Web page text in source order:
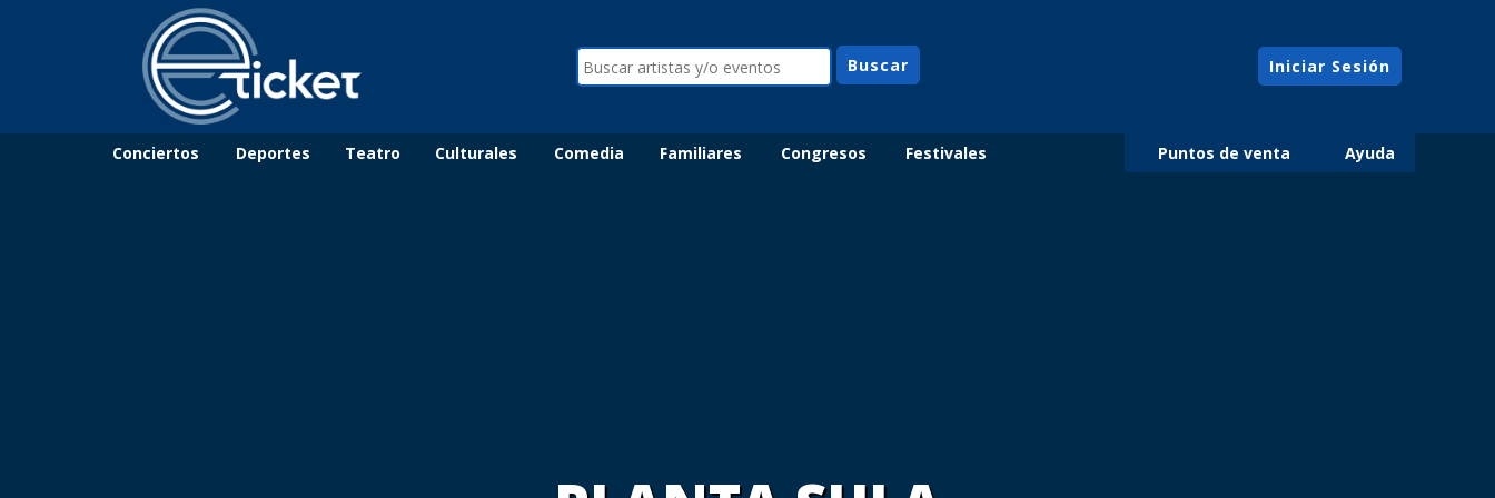
Iniciar Sesión
Conciertos Deportes Teatro Culturales Comedia Familiares Congresos Festivales Puntos de venta Ayuda